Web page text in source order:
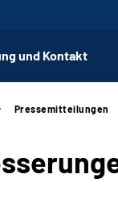
und Kontakt
Pressemitteilungen